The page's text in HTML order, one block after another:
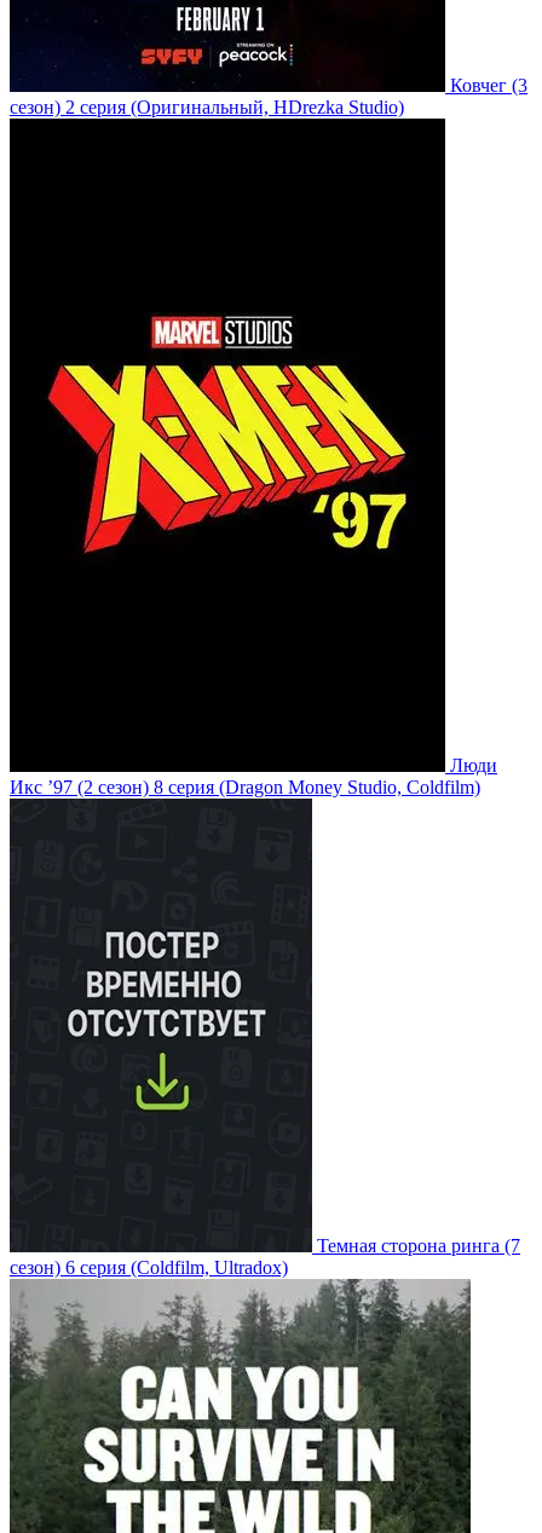
Ковчег (3
сезон) 2 серия (Оригинальный, HDrezka Studio)
Люди
Икс ’97 (2 сезон) 8 серия (Dragon Money Studio, Coldfilm)
Темная сторона ринга (7
сезон) 6 серия (Coldfilm, Ultradox)